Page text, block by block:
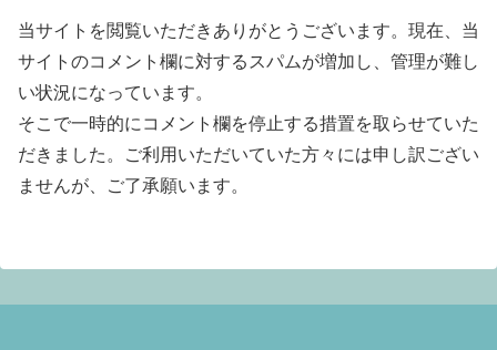
当サイトを閲覧いただきありがとうございます。現在、当
サイトのコメント欄に対するスパムが増加し、管理が難し
い状況になっています。
そこで一時的にコメント欄を停止する措置を取らせていた
だきました。ご利用いただいていた方々には申し訳ござい
ませんが、ご了承願います。